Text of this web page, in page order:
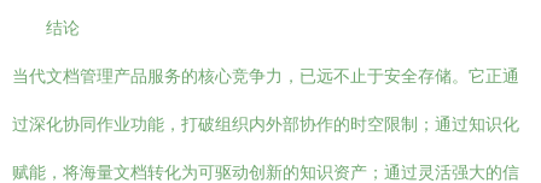
结论
当代文档管理产品服务的核心竞争力，已远不止于安全存储。它正通
过深化协同作业功能，打破组织内外部协作的时空限制；通过知识化
赋能，将海量文档转化为可驱动创新的知识资产；通过灵活强大的信